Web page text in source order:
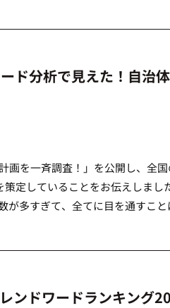
ド分析で見えた！自治
を一斉調査！」を公開し、全国
策定していることをお伝えしま
が多すぎて、全てに目を通すこ
ンドワードランキング